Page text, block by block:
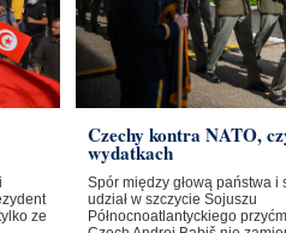
ze
Czechy kontra NATO,
wydatkach
Spór między głową państwa i
udział w szczycie Sojuszu
Północnoatlantyckiego